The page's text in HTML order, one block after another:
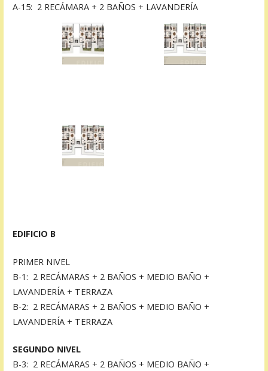
A-15: 2 RECÁMARA + 2 BAÑOS + LAVANDERÍA
EDIFICIO B
PRIMER NIVEL
B-1: 2 RECÁMARAS + 2 BAÑOS + MEDIO BAÑO +
LAVANDERÍA + TERRAZA
B-2: 2 RECÁMARAS + 2 BAÑOS + MEDIO BAÑO +
LAVANDERÍA + TERRAZA
SEGUNDO NIVEL
B-3: 2 RECÁMARAS + 2 BAÑOS + MEDIO BAÑO +